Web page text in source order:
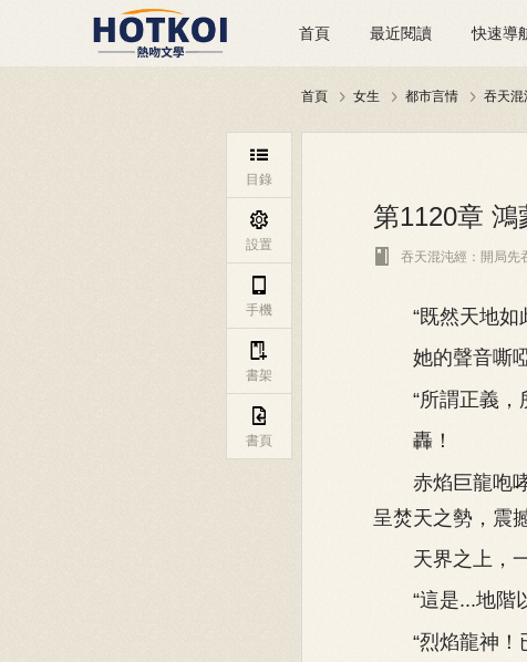
首頁 最近閱讀 快速導
首頁  女生  都市言情  吞天混
第1120章
 吞天混沌經：開局先
“既然天地如
她的聲音嘶啞
“所謂正義，所
轟！
赤焰巨龍咆哮
呈焚天之勢，震
天界之上，一
“這是...地階
“烈焰龍神！已

目錄

設置
手機

書架

書頁